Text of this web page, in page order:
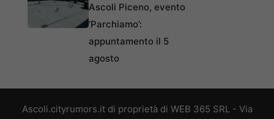
Ascoli Piceno, evento
‘Parchiamo’:
appuntamento il 5
agosto
Ascoli.cityrumors.it di proprietà di WEB 365 SRL - Via